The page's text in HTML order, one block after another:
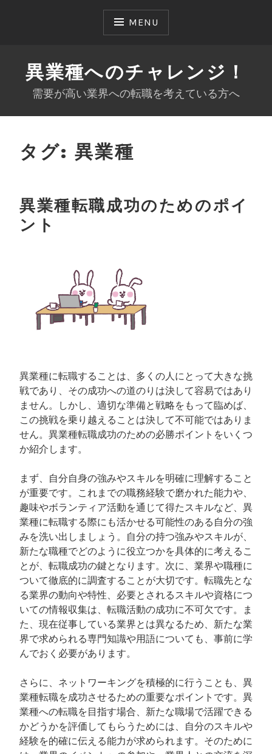
MENU
異業種へのチャレンジ！
需要が高い業界への転職を考えている方へ
タグ: 異業種
異業種転職成功のためのポイ
ント
異業種に転職することは、多くの人にとって大きな挑
戦であり、その成功への道のりは決して容易ではあり
ません。しかし、適切な準備と戦略をもって臨めば、
この挑戦を乗り越えることは決して不可能ではありま
せん。異業種転職成功のための必勝ポイントをいくつ
か紹介します。
まず、自分自身の強みやスキルを明確に理解すること
が重要です。これまでの職務経験で磨かれた能力や、
趣味やボランティア活動を通じて得たスキルなど、異
業種に転職する際にも活かせる可能性のある自分の強
みを洗い出しましょう。自分の持つ強みやスキルが、
新たな職種でどのように役立つかを具体的に考えるこ
とが、転職成功の鍵となります。次に、業界や職種に
ついて徹底的に調査することが大切です。転職先とな
る業界の動向や特性、必要とされるスキルや資格につ
いての情報収集は、転職活動の成功に不可欠です。ま
た、現在従事している業界とは異なるため、新たな業
界で求められる専門知識や用語についても、事前に学
んでおく必要があります。
さらに、ネットワーキングを積極的に行うことも、異
業種転職を成功させるための重要なポイントです。異
業種への転職を目指す場合、新たな職場で活躍できる
かどうかを評価してもらうためには、自分のスキルや
経験を的確に伝える能力が求められます。そのために